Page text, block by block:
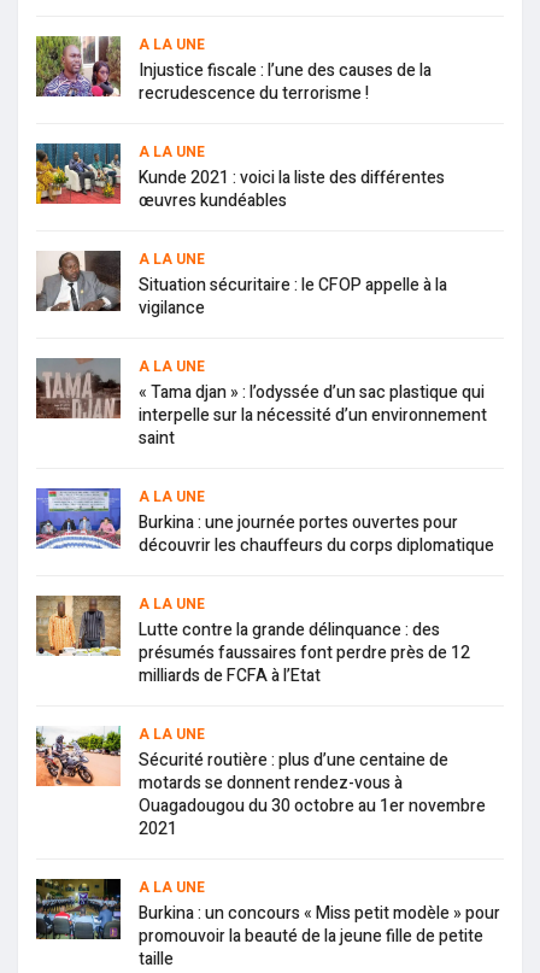
A LA UNE
Injustice fiscale : l’une des causes de la
recrudescence du terrorisme !
A LA UNE
Kunde 2021 : voici la liste des différentes
œuvres kundéables
A LA UNE
Situation sécuritaire : le CFOP appelle à la
vigilance
A LA UNE
« Tama djan » : l’odyssée d’un sac plastique qui
interpelle sur la nécessité d’un environnement
saint
A LA UNE
Burkina : une journée portes ouvertes pour
découvrir les chauffeurs du corps diplomatique
A LA UNE
Lutte contre la grande délinquance : des
présumés faussaires font perdre près de 12
milliards de FCFA à l’Etat
A LA UNE
Sécurité routière : plus d’une centaine de
motards se donnent rendez-vous à
Ouagadougou du 30 octobre au 1er novembre
2021
A LA UNE
Burkina : un concours « Miss petit modèle » pour
promouvoir la beauté de la jeune fille de petite
taille